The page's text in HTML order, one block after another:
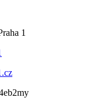
1